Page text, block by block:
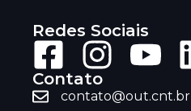
Redes Sociais
Contato
contato@out.cnt.br